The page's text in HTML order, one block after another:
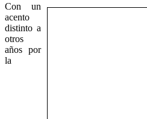
Con un
acento
distinto a
otros
años por
la